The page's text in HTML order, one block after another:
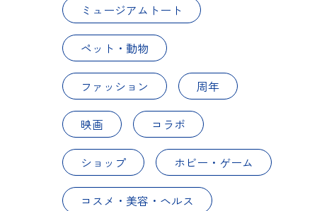
ミュージアムトート
ペット・動物
ファッション 周年
映画 コラボ
ショップ ホビー・ゲーム
コスメ・美容・ヘルス